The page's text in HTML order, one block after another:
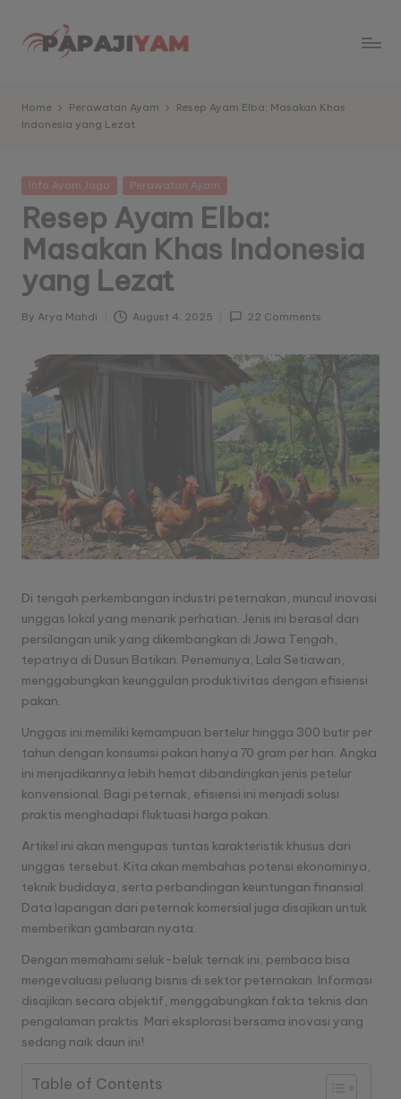
Skip
a
aj
iy
a
m
-
K
a
b
a
r
H
a
ri
n
S
a
b
u
n
g
A
y
a
m
T
e
r
b
a
dan
tentang
sabung
ayam
yang
terbaru
dan
terpanas
untuk
sajikan
ke
semua
penggemar
sabung
ayam.
Home Perawatan Ayam
Resep Ayam Elba: Masakan Khas
Indonesia yang Lezat
Posted
Info Ayam Jago Perawatan Ayam
Resep Ayam Elba:
Masakan Khas Indonesia
yang Lezat
Posted
By Arya Mahdi August 4, 2025 22 Comments
Di tengah perkembangan industri peternakan, muncul inovasi
unggas lokal yang menarik perhatian. Jenis ini berasal dari
persilangan unik yang dikembangkan di Jawa Tengah,
tepatnya di Dusun Batikan. Penemunya, Lala Setiawan,
menggabungkan keunggulan produktivitas dengan efisiensi
pakan.
Unggas ini memiliki kemampuan bertelur hingga 300 butir per
tahun dengan konsumsi pakan hanya 70 gram per hari. Angka
ini menjadikannya lebih hemat dibandingkan jenis petelur
konvensional. Bagi peternak, efisiensi ini menjadi solusi
praktis menghadapi fluktuasi harga pakan.
Artikel ini akan mengupas tuntas karakteristik khusus dari
unggas tersebut. Kita akan membahas potensi ekonominya,
teknik budidaya, serta perbandingan keuntungan finansial.
Data lapangan dari peternak komersial juga disajikan untuk
memberikan gambaran nyata.
Dengan memahami seluk-beluk ternak ini, pembaca bisa
mengevaluasi peluang bisnis di sektor peternakan. Informasi
disajikan secara objektif, menggabungkan fakta teknis dan
pengalaman praktis. Mari eksplorasi bersama inovasi yang
sedang naik daun ini!
Table of Contents